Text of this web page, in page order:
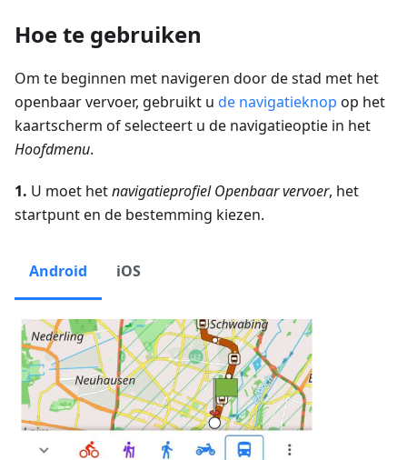
Hoe te gebruiken
Om te beginnen met navigeren door de stad met het
openbaar vervoer, gebruikt u de navigatieknop op het
kaartscherm of selecteert u de navigatieoptie in het
Hoofdmenu.
1. U moet hetnavigatieprofiel Openbaar vervoer, het
startpunt en de bestemming kiezen.
Android iOS